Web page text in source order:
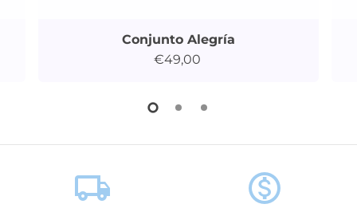
Conjunto Alegría
€49,00
local_shipping monetization_on